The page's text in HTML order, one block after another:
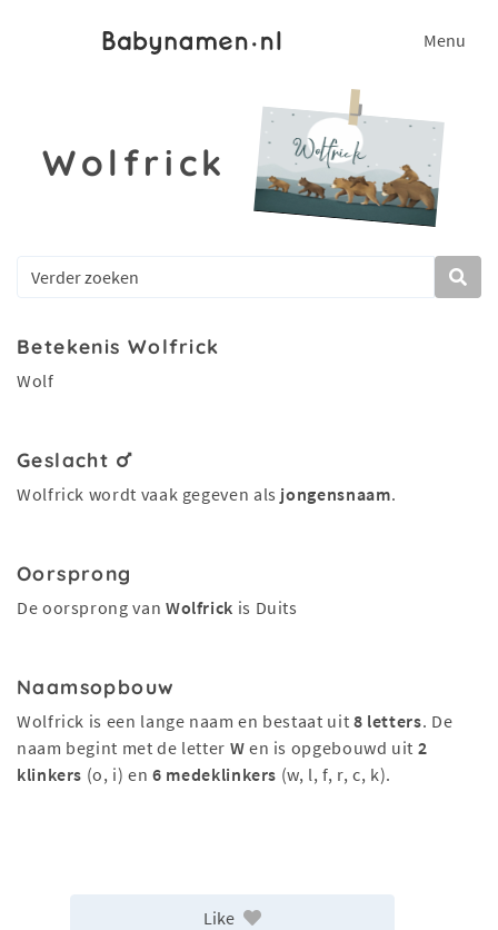
Menu
Wolfrick
Betekenis Wolfrick
Wolf
Geslacht
Wolfrick wordt vaak gegeven als jongensnaam.
Oorsprong
De oorsprong van Wolfrick is Duits
Naamsopbouw
Wolfrick is een lange naam en bestaat uit 8 letters. De
naam begint met de letter W en is opgebouwd uit 2
klinkers (o, i) en6 medeklinkers (w, l, f, r, c, k).
Like